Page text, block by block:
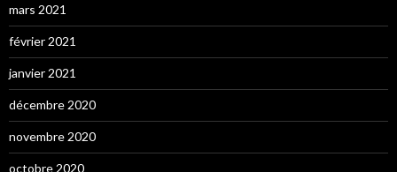
mars 2021
février 2021
janvier 2021
décembre 2020
novembre 2020
octobre 2020